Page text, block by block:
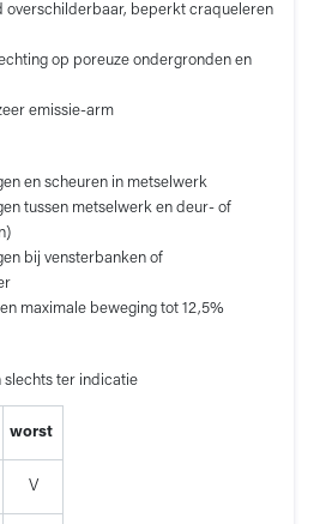
overschilderbaar, beperkt craqueleren
op poreuze ondergronden en
emissie-arm
en scheuren in metselwerk
tussen metselwerk en deur- of
bij vensterbanken of
maximale beweging tot 12,5%
slechts ter indicatie
worst
V